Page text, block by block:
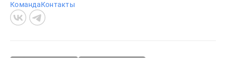
КомандаКонтакты